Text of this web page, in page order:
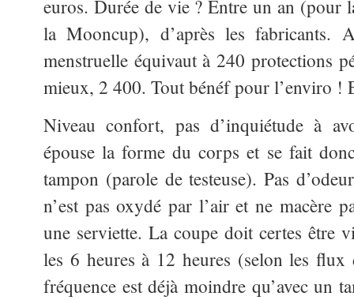
euros. Durée de vie ? Entre un an (pour
la Mooncup), d’après les fabricants.
menstruelle équivaut à 240 protections
mieux, 2 400. Tout bénéf pour l’enviro !
Niveau confort, pas d’inquiétude à
épouse la forme du corps et se fait
tampon (parole de testeuse). Pas
n’est pas oxydé par l’air et ne macère
une serviette. La coupe doit certes être
les 6 heures à 12 heures (selon les flux
fréquence est déjà moindre qu’avec un